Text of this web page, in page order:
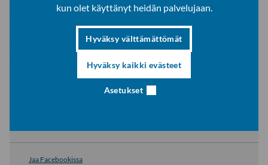
kun olet käyttänyt heidän palvelujaan.
Hyväksy välttämättömät
Hyväksy kaikki evästeet
Asetukset
Katri Kykyri, Ounasvaaran lukio, katri.kykyri(at)roiedu.fi,
+358 40 749 4756
Pekka Muotka, Lapin yliopisto, pekka.muotka(at)ulapland.fi,
Jaa Facebookissa